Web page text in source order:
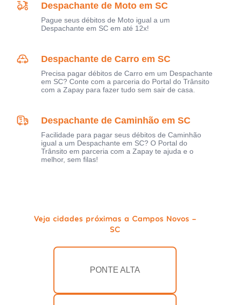
Despachante de Moto em SC
Pague seus débitos de Moto igual a um
Despachante em SC em até 12x!
Despachante de Carro em SC
Precisa pagar débitos de Carro em um Despachante
em SC? Conte com a parceria do Portal do Trânsito
com a Zapay para fazer tudo sem sair de casa.
Despachante de Caminhão em SC
Facilidade para pagar seus débitos de Caminhão
igual a um Despachante em SC? O Portal do
Trânsito em parceria com a Zapay te ajuda e o
melhor, sem filas!
Veja cidades próximas a Campos Novos -
SC
PONTE ALTA